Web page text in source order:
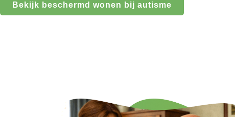
Bekijk beschermd wonen bij autisme